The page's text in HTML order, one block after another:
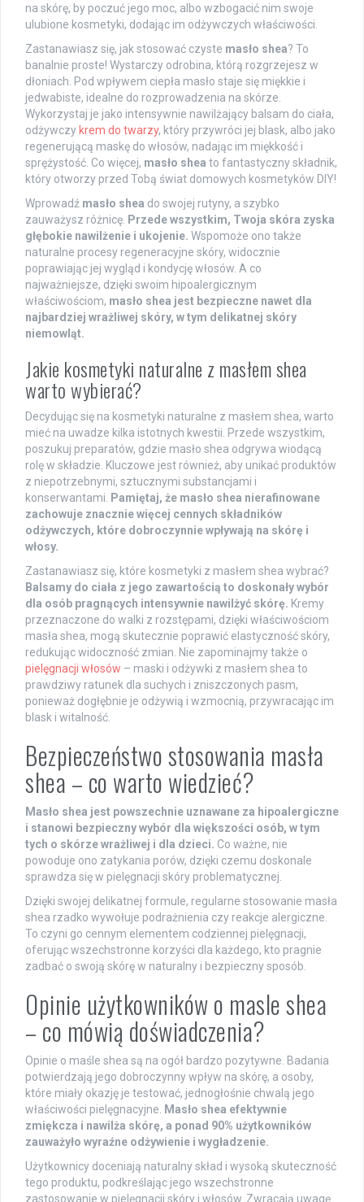
na skórę, by poczuć jego moc, albo wzbogacić nim swoje
ulubione kosmetyki, dodając im odżywczych właściwości.
Zastanawiasz się, jak stosować czyste masło shea? To
banalnie proste! Wystarczy odrobina, którą rozgrzejesz w
dłoniach. Pod wpływem ciepła masło staje się miękkie i
jedwabiste, idealne do rozprowadzenia na skórze.
Wykorzystaj je jako intensywnie nawilżający balsam do ciała,
odżywczy krem do twarzy, który przywróci jej blask, albo jako
regenerującą maskę do włosów, nadając im miękkość i
sprężystość. Co więcej, masło shea to fantastyczny składnik,
który otworzy przed Tobą świat domowych kosmetyków DIY!
Wprowadź masło shea do swojej rutyny, a szybko
zauważysz różnicę. Przede wszystkim, Twoja skóra zyska
głębokie nawilżenie i ukojenie. Wspomoże ono także
naturalne procesy regeneracyjne skóry, widocznie
poprawiając jej wygląd i kondycję włosów. A co
najważniejsze, dzięki swoim hipoalergicznym
właściwościom, masło shea jest bezpieczne nawet dla
najbardziej wrażliwej skóry, w tym delikatnej skóry
niemowląt.
Jakie kosmetyki naturalne z masłem shea
warto wybierać?
Decydując się na kosmetyki naturalne z masłem shea, warto
mieć na uwadze kilka istotnych kwestii. Przede wszystkim,
poszukuj preparatów, gdzie masło shea odgrywa wiodącą
rolę w składzie. Kluczowe jest również, aby unikać produktów
z niepotrzebnymi, sztucznymi substancjami i
konserwantami. Pamiętaj, że masło shea nierafinowane
zachowuje znacznie więcej cennych składników
odżywczych, które dobroczynnie wpływają na skórę i
włosy.
Zastanawiasz się, które kosmetyki z masłem shea wybrać?
Balsamy do ciała z jego zawartością to doskonały wybór
dla osób pragnących intensywnie nawilżyć skórę. Kremy
przeznaczone do walki z rozstępami, dzięki właściwościom
masła shea, mogą skutecznie poprawić elastyczność skóry,
redukując widoczność zmian. Nie zapominajmy także o
pielęgnacji włosów – maski i odżywki z masłem shea to
prawdziwy ratunek dla suchych i zniszczonych pasm,
ponieważ dogłębnie je odżywią i wzmocnią, przywracając im
blask i witalność.
Bezpieczeństwo stosowania masła
shea – co warto wiedzieć?
Masło shea jest powszechnie uznawane za hipoalergiczne
i stanowi bezpieczny wybór dla większości osób, w tym
tych o skórze wrażliwej i dla dzieci. Co ważne, nie
powoduje ono zatykania porów, dzięki czemu doskonale
sprawdza się w pielęgnacji skóry problematycznej.
Dzięki swojej delikatnej formule, regularne stosowanie masła
shea rzadko wywołuje podrażnienia czy reakcje alergiczne.
To czyni go cennym elementem codziennej pielęgnacji,
oferując wszechstronne korzyści dla każdego, kto pragnie
zadbać o swoją skórę w naturalny i bezpieczny sposób.
Opinie użytkowników o masle shea
– co mówią doświadczenia?
Opinie o maśle shea są na ogół bardzo pozytywne. Badania
potwierdzają jego dobroczynny wpływ na skórę, a osoby,
które miały okazję je testować, jednogłośnie chwalą jego
właściwości pielęgnacyjne. Masło shea efektywnie
zmiękcza i nawilża skórę, a ponad 90% użytkowników
zauważyło wyraźne odżywienie i wygładzenie.
Użytkownicy doceniają naturalny skład i wysoką skuteczność
tego produktu, podkreślając jego wszechstronne
zastosowanie w pielęgnacji skóry i włosów. Zwracają uwagę